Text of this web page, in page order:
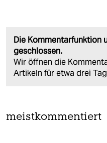
Die Kommentarfunktion
geschlossen.
Wir öffnen die
Artikeln für etwa drei
meistkommentiert